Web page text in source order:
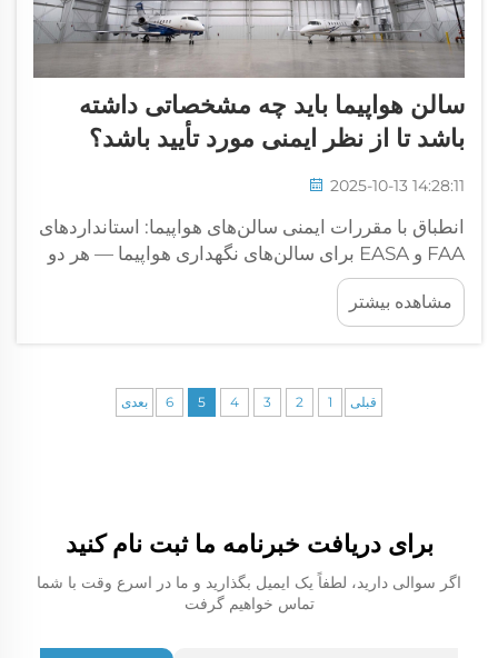
سالن هواپیما باید چه مشخصاتی داشته
باشد تا از نظر ایمنی مورد تأیید باشد؟
2025-10-13 14:28:11
انطباق با مقررات ایمنی سالن‌های هواپیما: استانداردهای
FAA و EASA برای سالن‌های نگهداری هواپیما — هر دو
ایمنی سالن‌های هواپیما اعمال می‌کنند که به مواردی
مانند مقاومت ساختمان، وجود یا عدم وجود...
مشاهده بیشتر
قبلی 1
2
3
4
5
6 بعدی
برای دریافت خبرنامه ما ثبت نام کنید
اگر سوالی دارید، لطفاً یک ایمیل بگذارید و ما در اسرع وقت با شما
تماس خواهیم گرفت